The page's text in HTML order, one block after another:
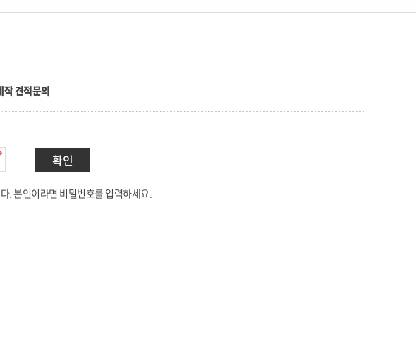
작 견적문의
. 본인이라면 비밀번호를 입력하세요.